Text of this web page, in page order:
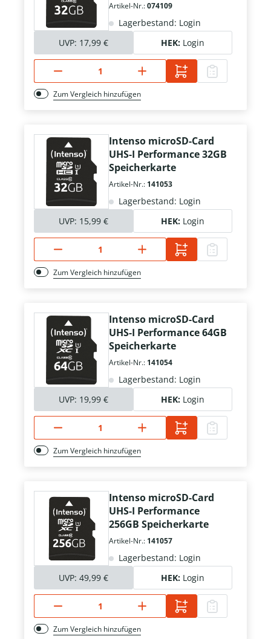
Artikel-Nr.:074109
Lagerbestand: Login
UVP: 17,99 € HEK: Login
Zum Vergleich hinzufügen
Intenso microSD-Card
UHS-I Performance 32GB
Speicherkarte
Artikel-Nr.: 141053
Lagerbestand: Login
UVP: 15,99 € HEK: Login
Zum Vergleich hinzufügen
Intenso microSD-Card
UHS-I Performance 64GB
Speicherkarte
Artikel-Nr.: 141054
Lagerbestand: Login
UVP: 19,99 € HEK: Login
Zum Vergleich hinzufügen
Intenso microSD-Card
UHS-I Performance
256GB Speicherkarte
Artikel-Nr.: 141057
Lagerbestand: Login
UVP: 49,99 € HEK: Login
Zum Vergleich hinzufügen